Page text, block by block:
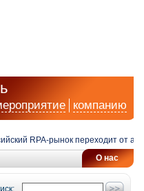
компанию
RPA-рынок переходит от
О нас